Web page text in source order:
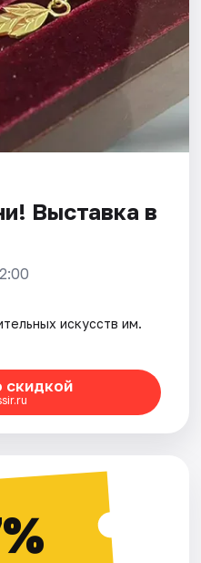
Выставка в
искусств им.
скидкой